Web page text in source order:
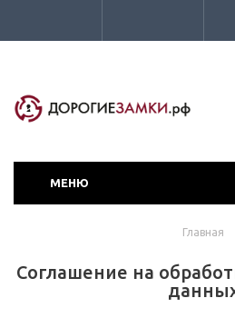
МЕНЮ
Главная
Соглашение на